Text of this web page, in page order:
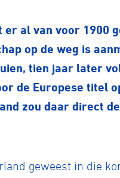
al van voor 1900
op de weg is
tien jaar later
de Europese titel
zou daar direct
geweest in die